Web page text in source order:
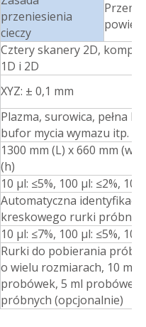
przeniesienia
cieczy
Cztery skanery 2D,
1D i 2D
XYZ: ± 0,1 mm
Plazma, surowica, pełna
bufor mycia wymazu itp.
1300 mm (L) x 660 mm (w)
(h)
10 μl: ≤5%, 100 μl: ≤2%,
Automatyczna
kreskowego rurki próbnej
10 μl: ≤7%, 100 μl: ≤5%,
Rurki do pobierania
o wielu rozmiarach, 10 ml
probówek, 5 ml probówek
próbnych (opcjonalnie)